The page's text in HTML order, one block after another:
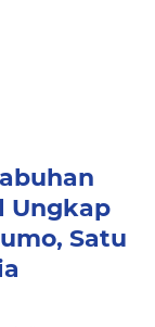
Ungkap
Satu